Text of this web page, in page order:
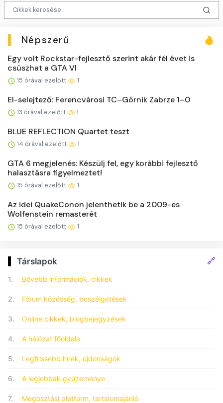
Népszerű
Egy volt Rockstar-fejlesztő szerint akár fél évet is
csúszhat a GTA VI
15 órával ezelőtt 1
El-selejtező: Ferencvárosi TC–Górnik Zabrze 1–0
13 órával ezelőtt 1
BLUE REFLECTION Quartet teszt
14 órával ezelőtt 1
GTA 6 megjelenés: Készülj fel, egy korábbi fejlesztő
halasztásra figyelmeztet!
15 órával ezelőtt 1
Az idei QuakeConon jelenthetik be a 2009-es
Wolfenstein remasterét
15 órával ezelőtt 1
Társlapok 🔗
1. Bővebb információk, cikkek
2. Fórum közösség, beszélgetések
3. Online cikkek, blogbejegyzések
4. A hálózat főoldala
5. Legfrissebb hírek, újdonságok
6. A legjobbak gyűjteménye
7. Megosztási platform, tartalomajánló